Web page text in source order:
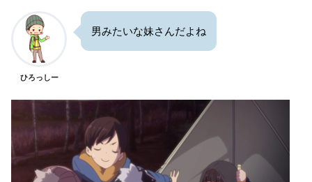
ひろっしー
男みたいな妹さんだよね